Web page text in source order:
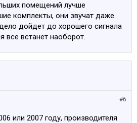
может что с ним не в порядке
сказали всё ок
.А так
редко только телик-
помещений лучше
комплекты, они звучат даже
дойдет до хорошего сигнала
встанет наоборот.
#6
или 2007 году, производителя